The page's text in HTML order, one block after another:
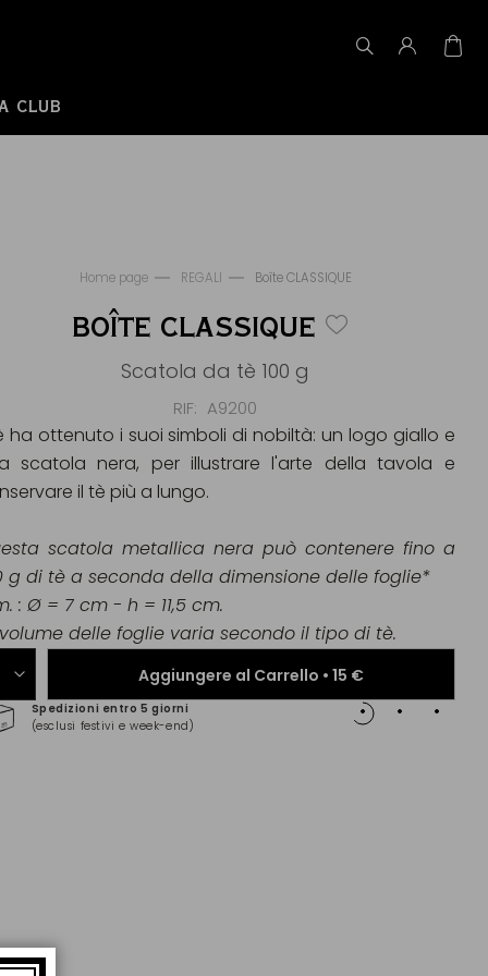
CLUB
Home page REGALI Boîte CLASSIQUE
BOÎTE CLASSIQUE
Scatola da tè 100 g
RIF A9200
Aggiungere al Carrello • 15 €
Spedizioni entro 5 giorni
(esclusi festivi e week-end)
ha ottenuto i suoi simboli di nobiltà: un logo giallo e
scatola nera, per illustrare l'arte della tavola e
il tè più a lungo.
scatola metallica nera può contenere fino a
g di tè a seconda della dimensione delle foglie*
: Ø = 7 cm - h = 11,5 cm.
delle foglie varia secondo il tipo di tè.